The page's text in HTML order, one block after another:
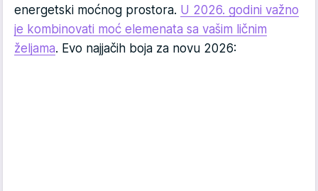
energetski moćnog prostora. U 2026. godini važno
je kombinovati moć elemenata sa vašim ličnim
željama. Evo najjačih boja za novu 2026: